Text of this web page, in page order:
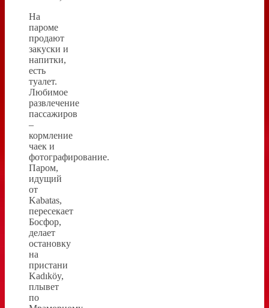
На
пароме
продают
закуски и
напитки,
есть
туалет.
Любимое
развлечение
пассажиров
–
кормление
чаек и
фотографирование.
Паром,
идущий
от
Kabatas,
пересекает
Босфор,
делает
остановку
на
пристани
Kadıköy,
плывет
по